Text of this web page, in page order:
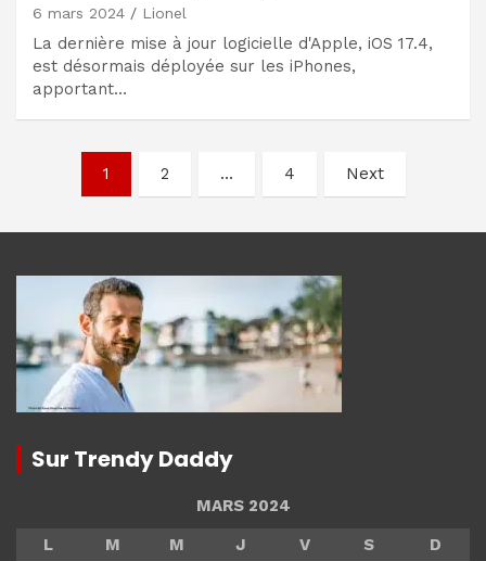
6 mars 2024 Lionel
La dernière mise à jour logicielle d'Apple, iOS 17.4,
est désormais déployée sur les iPhones,
apportant…
Navigation
articles
1 2 … 4 Next
Sur Trendy Daddy
MARS 2024
L
M M J V S
D